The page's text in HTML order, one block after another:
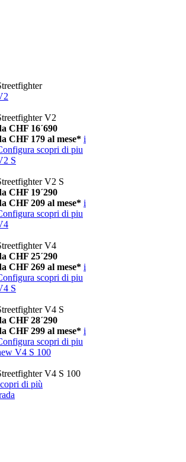
V2
CHF 16´690
CHF 179 al mese* i
scopri di piu
S
V2 S
CHF 19´290
CHF 209 al mese* i
scopri di piu
V4
CHF 25´290
CHF 269 al mese* i
scopri di piu
S
V4 S
CHF 28´290
CHF 299 al mese* i
scopri di piu
V4 S 100
V4 S 100
di più